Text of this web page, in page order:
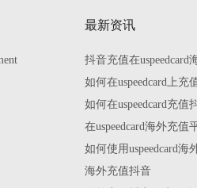
最新资讯
抖音充值在
如何在uspeedcard上
如何在uspeedcard充值
在uspeedcard海外充值
如何使用uspeedcard
海外充值抖音